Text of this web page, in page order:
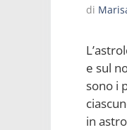
di
e sul
sono i
in